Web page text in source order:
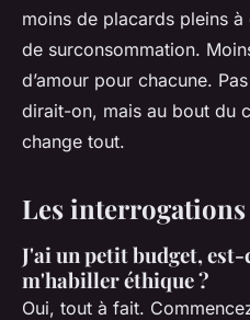
moins de placards pleins
de surconsommation.
d’amour pour chacune.
dirait-on, mais au bout du
change tout.
Les
J'ai un petit budget,
m'habiller éthique ?
Oui, tout à fait.